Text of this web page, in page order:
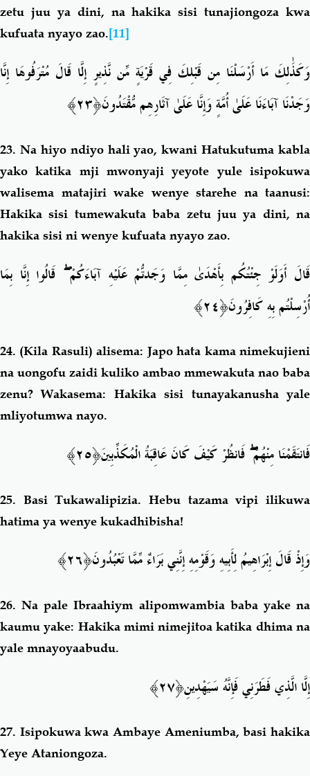
zetu juu ya dini, na hakika sisi tunajiongoza kwa
kufuata nyayo zao.[11]
وَكَذَٰلِكَ مَا أَرْسَلْنَا مِن قَبْلِكَ فِي قَرْيَةٍ مِّن نَّذِيرٍ إِلَّا قَالَ مُتْرَفُوهَا إِنَّا
وَجَدْنَا آبَاءَنَا عَلَىٰ أُمَّةٍ وَإِنَّا عَلَىٰ آثَارِهِم مُّقْتَدُونَ﴿٢٣﴾
23. Na hiyo ndiyo hali yao, kwani Hatukutuma kabla
yako katika mji mwonyaji yeyote yule isipokuwa
walisema matajiri wake wenye starehe na taanusi:
Hakika sisi tumewakuta baba zetu juu ya dini, na
hakika sisi ni wenye kufuata nyayo zao.
قَالَ أَوَلَوْ جِئْتُكُم بِأَهْدَىٰ مِمَّا وَجَدتُّمْ عَلَيْهِ آبَاءَكُمْۖ قَالُوا إِنَّا بِمَا
أُرْسِلْتُم بِهِ كَافِرُونَ﴿٢٤﴾
24. (Kila Rasuli) alisema: Japo hata kama nimekujieni
na uongofu zaidi kuliko ambao mmewakuta nao baba
zenu? Wakasema: Hakika sisi tunayakanusha yale
mliyotumwa nayo.
فَانتَقَمْنَا مِنْهُمْۖفَانظُرْ كَيْفَ كَانَ عَاقِبَةُ الْمُكَذِّبِينَ﴿٢٥﴾
25. Basi Tukawalipizia. Hebu tazama vipi ilikuwa
hatima ya wenye kukadhibisha!
وَإِذْ قَالَ إِبْرَاهِيمُ لِأَبِيهِ وَقَوْمِهِ إِنَّنِي بَرَاءٌ مِّمَّا تَعْبُدُونَ﴿٢٦﴾
26.Na pale Ibraahiym alipomwambia baba yake na
kaumu yake: Hakika mimi nimejitoa katika dhima na
yale mnayoyaabudu.
إِلَّا الَّذِي فَطَرَنِي فَإِنَّهُ سَيَهْدِينِ﴿٢٧﴾
27. Isipokuwa kwa Ambaye Ameniumba, basi hakika
Yeye Ataniongoza.